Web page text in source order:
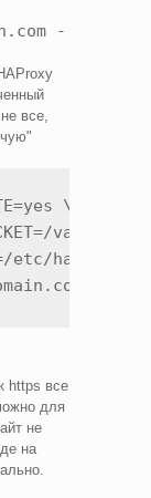
-
все,
\
var/
etc/
--
https все
для
не
на